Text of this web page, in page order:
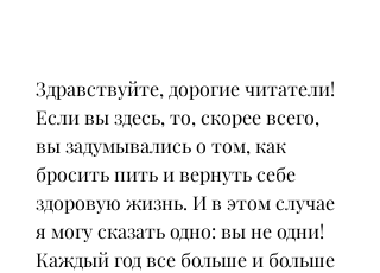
Здравствуйте, дорогие читатели!
Если вы здесь, то, скорее всего,
вы задумывались о том, как
бросить пить и вернуть себе
здоровую жизнь. И в этом случае
я могу сказать одно: вы не одни!
Каждый год все больше и больше